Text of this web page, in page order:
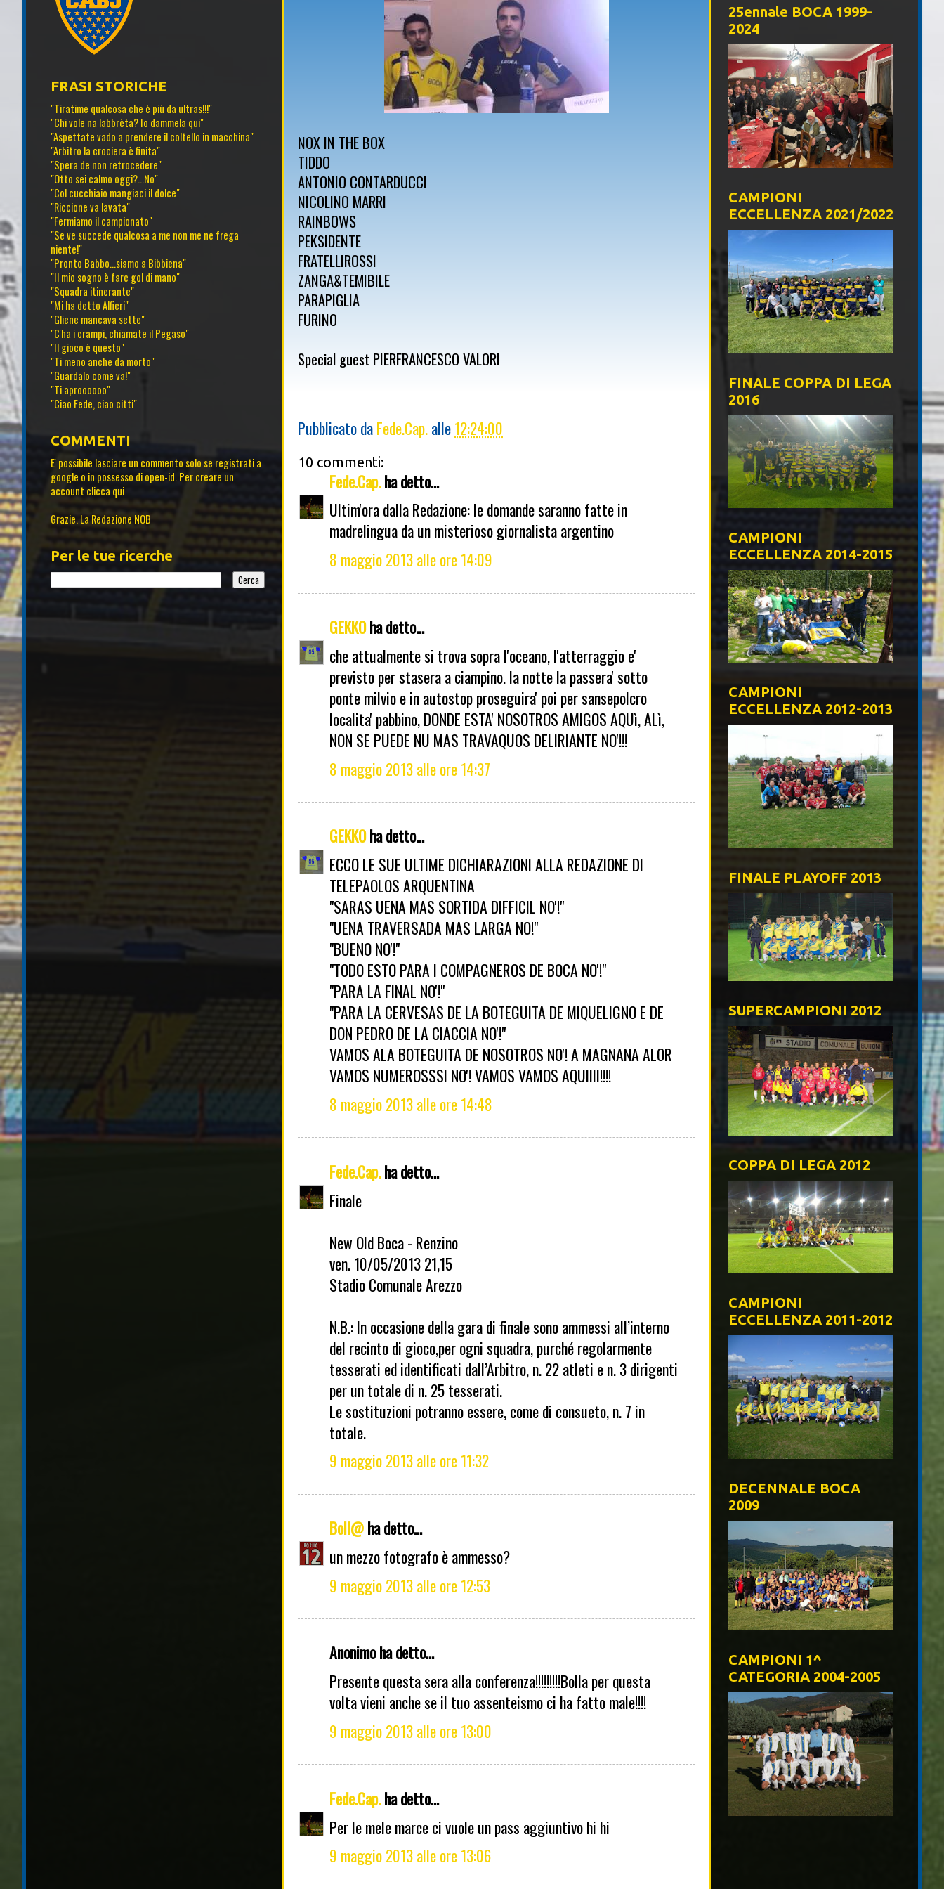
NOX IN THE BOX
TIDDO
ANTONIO CONTARDUCCI
NICOLINO MARRI
RAINBOWS
PEKSIDENTE
FRATELLIROSSI
ZANGA&TEMIBILE
PARAPIGLIA
FURINO
Special guest PIERFRANCESCO VALORI
Pubblicato daFede.Cap.alle12:24:00
10 commenti:
Fede.Cap.ha detto...
Ultim'ora dalla Redazione: le domande saranno fatte in
madrelingua da un misterioso giornalista argentino
8 maggio 2013 alle ore 14:09
GEKKOha detto...
che attualmente si trova sopra l'oceano, l'atterraggio e'
previsto per stasera a ciampino. la notte la passera' sotto
ponte milvio e in autostop proseguira' poi per sansepolcro
localita' pabbino, DONDE ESTA' NOSOTROS AMIGOS AQUì, ALì,
NON SE PUEDE NU MAS TRAVAQUOS DELIRIANTE NO'!!!
8 maggio 2013 alle ore 14:37
GEKKOha detto...
ECCO LE SUE ULTIME DICHIARAZIONI ALLA REDAZIONE DI
TELEPAOLOS ARQUENTINA
"SARAS UENA MAS SORTIDA DIFFICIL NO'!"
"UENA TRAVERSADA MAS LARGA NO!"
"BUENO NO'!"
"TODO ESTO PARA I COMPAGNEROS DE BOCA NO'!"
"PARA LA FINAL NO'!"
"PARA LA CERVESAS DE LA BOTEGUITA DE MIQUELIGNO E DE
DON PEDRO DE LA CIACCIA NO'!"
VAMOS ALA BOTEGUITA DE NOSOTROS NO'! A MAGNANA ALOR
VAMOS NUMEROSSSI NO'! VAMOS VAMOS AQUIIII!!!!
8 maggio 2013 alle ore 14:48
Fede.Cap.ha detto...
Finale
New Old Boca - Renzino
ven. 10/05/2013 21,15
Stadio Comunale Arezzo
N.B.: In occasione della gara di finale sono ammessi all’interno
del recinto di gioco,per ogni squadra, purché regolarmente
tesserati ed identificati dall’Arbitro, n. 22 atleti e n. 3 dirigenti
per un totale di n. 25 tesserati.
Le sostituzioni potranno essere, come di consueto, n. 7 in
totale.
9 maggio 2013 alle ore 11:32
Boll@ha detto...
un mezzo fotografo è ammesso?
9 maggio 2013 alle ore 12:53
Anonimo ha detto...
Presente questa sera alla conferenza!!!!!!!!!Bolla per questa
volta vieni anche se il tuo assenteismo ci ha fatto male!!!!
9 maggio 2013 alle ore 13:00
Fede.Cap.ha detto...
Per le mele marce ci vuole un pass aggiuntivo hi hi
9 maggio 2013 alle ore 13:06
FRASI STORICHE
"Tiratime qualcosa che è più da ultras!!!"
"Chi vole na labbrèta? Io dammela qui"
"Aspettate vado a prendere il coltello in macchina"
"Arbitro la crociera è finita"
"Spera de non retrocedere"
"Otto sei calmo oggi?...No"
"Col cucchiaio mangiaci il dolce"
"Riccione va lavata"
"Fermiamo il campionato"
"Se ve succede qualcosa a me non me ne frega
niente!"
"Pronto Babbo...siamo a Bibbiena"
"Il mio sogno è fare gol di mano"
"Squadra itinerante"
"Mi ha detto Alfieri"
"Gliene mancava sette"
"C'ha i crampi, chiamate il Pegaso"
"Il gioco è questo"
"Ti meno anche da morto"
"Guardalo come va!"
"Ti aproooooo"
"Ciao Fede, ciao citti"
COMMENTI
E' possibile lasciare un commento solo se registrati a
google o in possesso di open-id. Per creare un
account clicca qui
Grazie. La Redazione NOB
Per le tue ricerche
25ennale BOCA 1999-
2024
CAMPIONI
ECCELLENZA 2021/2022
FINALE COPPA DI LEGA
2016
CAMPIONI
ECCELLENZA 2014-2015
CAMPIONI
ECCELLENZA 2012-2013
FINALE PLAYOFF 2013
SUPERCAMPIONI 2012
COPPA DI LEGA 2012
CAMPIONI
ECCELLENZA 2011-2012
DECENNALE BOCA
2009
CAMPIONI 1^
CATEGORIA 2004-2005